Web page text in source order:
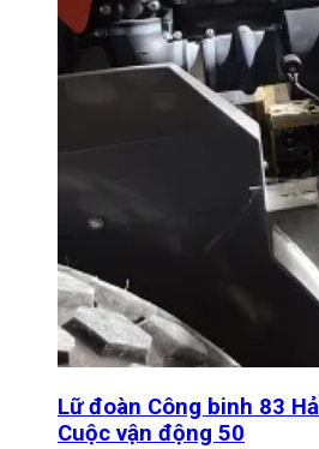
Lữ đoàn Công binh 83
Cuộc vận động 50